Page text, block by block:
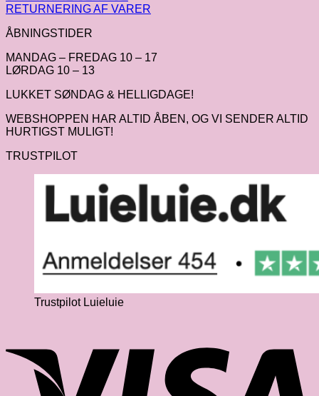
RETURNERING AF VARER
ÅBNINGSTIDER
MANDAG – FREDAG 10 – 17
LØRDAG 10 – 13
LUKKET SØNDAG & HELLIGDAGE!
WEBSHOPPEN HAR ALTID ÅBEN, OG VI SENDER ALTID
HURTIGST MULIGT!
TRUSTPILOT
Trustpilot Luieluie